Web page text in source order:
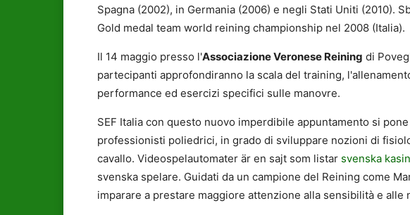
Spagna (2002), in Germania (2006) e negli Stati Uniti (2010).
Gold medal team world reining championship nel 2008 (Italia).
Il 14 maggio presso l'Associazione Veronese Reining di
partecipanti approfondiranno la scala del training,
performance ed esercizi specifici sulle manovre.
SEF Italia con questo nuovo imperdibile appuntamento si
professionisti poliedrici, in grado di sviluppare nozioni di
cavallo. Videospelautomater är en sajt som listar svenska
svenska spelare. Guidati da un campione del Reining come
imparare a prestare maggiore attenzione alla sensibilità e alle